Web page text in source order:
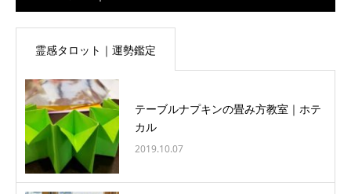
霊感タロット｜運勢鑑定
テーブルナプキンの畳み方教室｜ホテ
カル
2019.10.07